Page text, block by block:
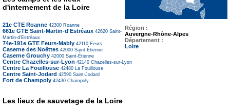
Région :
Auvergne-Rhône-Alpes
Département :
Loire
d'internement de la Loire
21e CTE Roanne 42300 Roanne
661e GTE Saint-Martin-d'Estréaux 42620 Saint-
Martin-d'Estréaux
74e-191e GTE Feurs-Mably 42110 Feurs
Caserne des Noëttes 42000 Saint-Étienne
Caserne Grouchy 42000 Saint-Étienne
Centre Chazelles-sur-Lyon 42140 Chazelles-sur-Lyon
Centre La Fouillouse 42480 La Fouillouse
Centre Saint-Jodard 42590 Saint-Jodard
Fort de Champoly 42430 Champoly
Les lieux de sauvetage de la Loire